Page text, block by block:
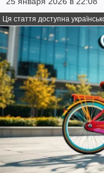
Ця стаття доступна